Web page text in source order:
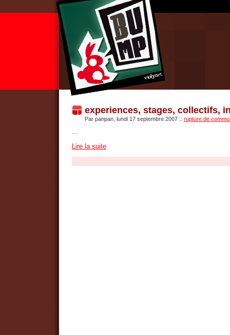
experiences, stages, collectifs,
Par panpan, lundi 17 septembre 2007 :: rupture de
Lire la suite